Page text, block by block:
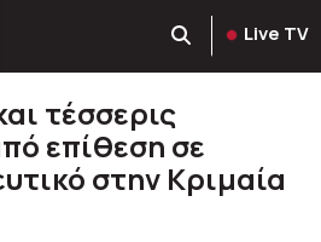
Live TV
τέσσερις
επίθεση σε
στην Κριμαία